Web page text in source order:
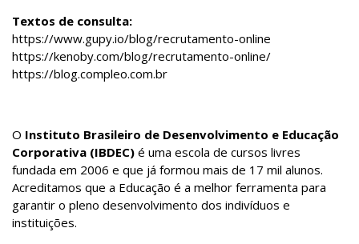
Textos de consulta:
https://www.gupy.io/blog/recrutamento-online
https://kenoby.com/blog/recrutamento-online/
https://blog.compleo.com.br
O Instituto Brasileiro de Desenvolvimento e Educação
Corporativa (IBDEC) é uma escola de cursos livres
fundada em 2006 e que já formou mais de 17 mil alunos.
Acreditamos que a Educação é a melhor ferramenta para
garantir o pleno desenvolvimento dos indivíduos e
instituições.